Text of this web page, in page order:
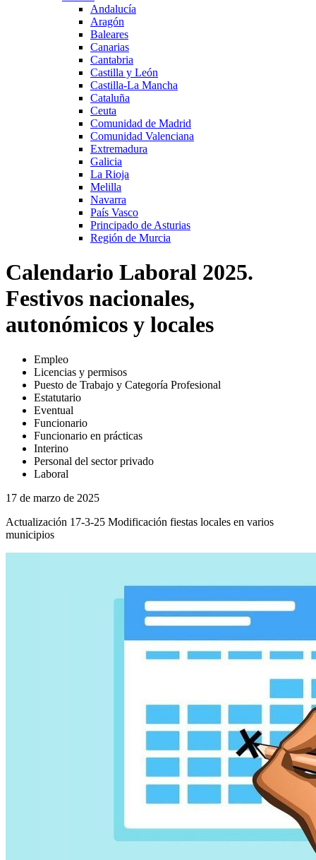
Andalucía
Aragón
Baleares
Canarias
Cantabria
Castilla y León
Castilla-La Mancha
Cataluña
Ceuta
Comunidad de Madrid
Comunidad Valenciana
Extremadura
Galicia
La Rioja
Melilla
Navarra
País Vasco
Principado de Asturias
Región de Murcia
Calendario Laboral 2025.
Festivos nacionales,
autonómicos y locales
Empleo
Licencias y permisos
Puesto de Trabajo y Categoría Profesional
Estatutario
Eventual
Funcionario
Funcionario en prácticas
Interino
Personal del sector privado
Laboral
17 de marzo de 2025
Actualización 17-3-25 Modificación fiestas locales en varios
municipios